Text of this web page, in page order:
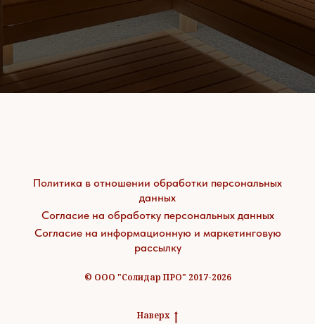
Политика в отношении обработки персональных
данных
Согласие на обработку персональных данных
Согласие на информационную и маркетинговую
рассылку
© ООО "Солидар ПРО" 2017-2026
Наверх